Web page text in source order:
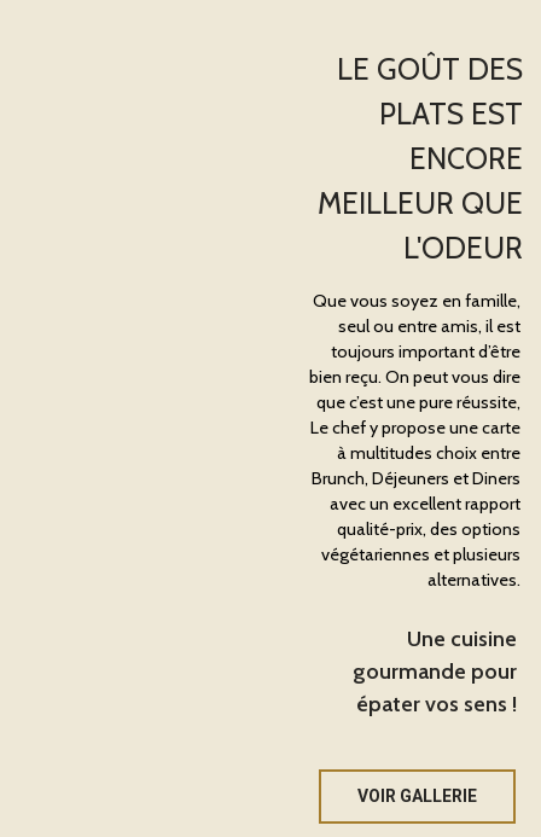
LE GOÛT DES
PLATS EST
ENCORE
MEILLEUR QUE
L'ODEUR
Que vous soyez en famille,
seul ou entre amis, il est
toujours important d’être
bien reçu. On peut vous dire
que c’est une pure réussite,
Le chef y propose une carte
à multitudes choix entre
Brunch, Déjeuners et Diners
avec un excellent rapport
qualité-prix, des options
végétariennes et plusieurs
alternatives.
Une cuisine
gourmande pour
épater vos sens !
VOIR GALLERIE